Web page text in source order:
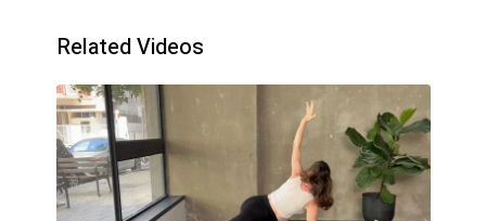
Related Videos